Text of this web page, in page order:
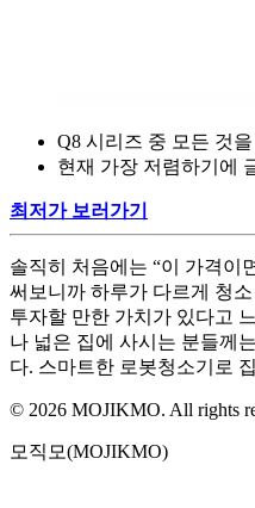
Q8 시리즈 중 모든 것
현재 가장 저렴하기에
최저가 보러가기
솔직히 처음에는 “이 가격이
써보니까 하루가 다르게 청
투자할 만한 가치가 있다고
나 넓은 집에 사시는 분들께
다. 스마트한 로봇청소기로
© 2026 MOJIKMO. All rights
모직모(MOJIKMO)